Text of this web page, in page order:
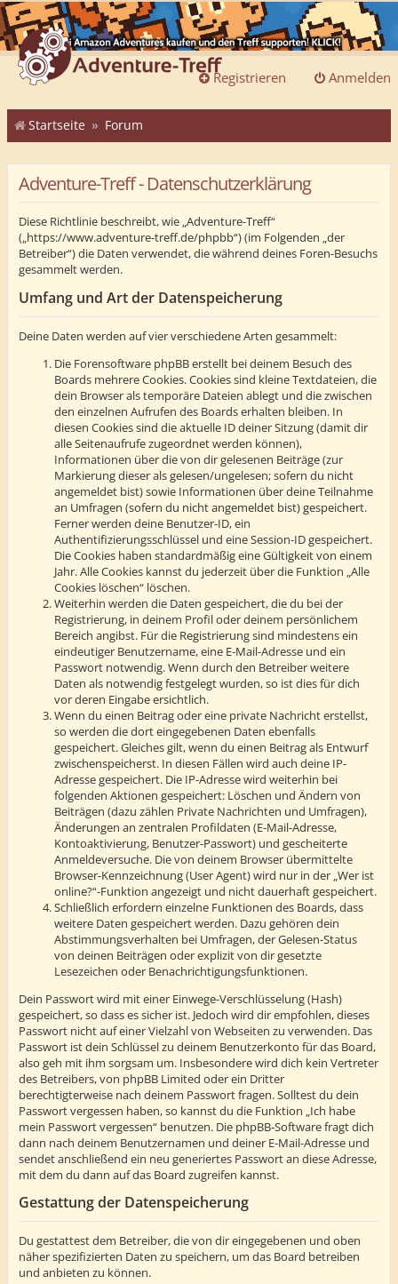
Anmelden
Registrieren
Startseite Forum
Adventure-Treff - Datenschutzerklärung
Diese Richtlinie beschreibt, wie „Adventure-Treff“
(„https://www.adventure-treff.de/phpbb“) (im Folgenden „der
Betreiber“) die Daten verwendet, die während deines Foren-Besuchs
gesammelt werden.
Umfang und Art der Datenspeicherung
Deine Daten werden auf vier verschiedene Arten gesammelt:
Die Forensoftware phpBB erstellt bei deinem Besuch des
Boards mehrere Cookies. Cookies sind kleine Textdateien, die
dein Browser als temporäre Dateien ablegt und die zwischen
den einzelnen Aufrufen des Boards erhalten bleiben. In
diesen Cookies sind die aktuelle ID deiner Sitzung (damit dir
alle Seitenaufrufe zugeordnet werden können),
Informationen über die von dir gelesenen Beiträge (zur
Markierung dieser als gelesen/ungelesen; sofern du nicht
angemeldet bist) sowie Informationen über deine Teilnahme
an Umfragen (sofern du nicht angemeldet bist) gespeichert.
Ferner werden deine Benutzer-ID, ein
Authentifizierungsschlüssel und eine Session-ID gespeichert.
Die Cookies haben standardmäßig eine Gültigkeit von einem
Jahr. Alle Cookies kannst du jederzeit über die Funktion „Alle
Cookies löschen“ löschen.
Weiterhin werden die Daten gespeichert, die du bei der
Registrierung, in deinem Profil oder deinem persönlichem
Bereich angibst. Für die Registrierung sind mindestens ein
eindeutiger Benutzername, eine E-Mail-Adresse und ein
Passwort notwendig. Wenn durch den Betreiber weitere
Daten als notwendig festgelegt wurden, so ist dies für dich
vor deren Eingabe ersichtlich.
Wenn du einen Beitrag oder eine private Nachricht erstellst,
so werden die dort eingegebenen Daten ebenfalls
gespeichert. Gleiches gilt, wenn du einen Beitrag als Entwurf
zwischenspeicherst. In diesen Fällen wird auch deine IP-
Adresse gespeichert. Die IP-Adresse wird weiterhin bei
folgenden Aktionen gespeichert: Löschen und Ändern von
Beiträgen (dazu zählen Private Nachrichten und Umfragen),
Änderungen an zentralen Profildaten (E-Mail-Adresse,
Kontoaktivierung, Benutzer-Passwort) und gescheiterte
Anmeldeversuche. Die von deinem Browser übermittelte
Browser-Kennzeichnung (User Agent) wird nur in der „Wer ist
online?“-Funktion angezeigt und nicht dauerhaft gespeichert.
Schließlich erfordern einzelne Funktionen des Boards, dass
weitere Daten gespeichert werden. Dazu gehören dein
Abstimmungsverhalten bei Umfragen, der Gelesen-Status
von deinen Beiträgen oder explizit von dir gesetzte
Lesezeichen oder Benachrichtigungsfunktionen.
Dein Passwort wird mit einer Einwege-Verschlüsselung (Hash)
gespeichert, so dass es sicher ist. Jedoch wird dir empfohlen, dieses
Passwort nicht auf einer Vielzahl von Webseiten zu verwenden. Das
Passwort ist dein Schlüssel zu deinem Benutzerkonto für das Board,
also geh mit ihm sorgsam um. Insbesondere wird dich kein Vertreter
des Betreibers, von phpBB Limited oder ein Dritter
berechtigterweise nach deinem Passwort fragen. Solltest du dein
Passwort vergessen haben, so kannst du die Funktion „Ich habe
mein Passwort vergessen“ benutzen. Die phpBB-Software fragt dich
dann nach deinem Benutzernamen und deiner E-Mail-Adresse und
sendet anschließend ein neu generiertes Passwort an diese Adresse,
mit dem du dann auf das Board zugreifen kannst.
Gestattung der Datenspeicherung
Du gestattest dem Betreiber, die von dir eingegebenen und oben
näher spezifizierten Daten zu speichern, um das Board betreiben
und anbieten zu können.